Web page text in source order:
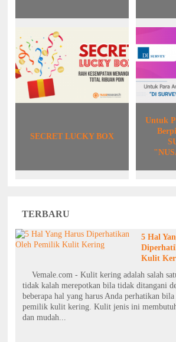
SECRET LUCKY BOX
Untuk
TERBARU
5 Hal
Kulit
Vemale.com - Kulit kering adalah salah
tidak kalah merepotkan bila tidak ditangani
beberapa hal yang harus Anda perhatikan
pemilik kulit kering. Kulit jenis ini
dan mudah...